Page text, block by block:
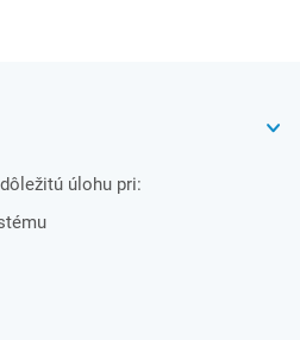
úlohu pri: